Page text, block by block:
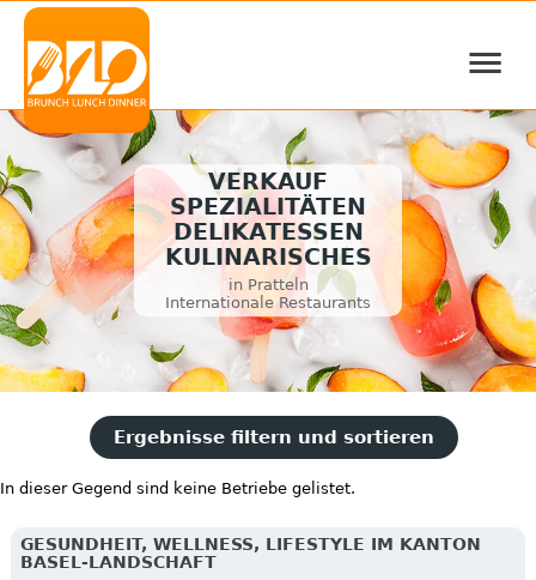
≡
VERKAUF
SPEZIALITÄTEN
DELIKATESSEN
KULINARISCHES
in Pratteln
Internationale Restaurants
Ergebnisse filtern und sortieren
In dieser Gegend sind keine Betriebe gelistet.
GESUNDHEIT, WELLNESS, LIFESTYLE IM KANTON
BASEL-LANDSCHAFT